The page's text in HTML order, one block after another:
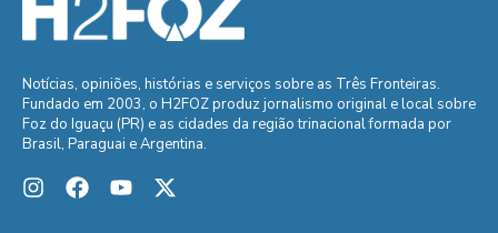
Notícias, opiniões, histórias e serviços sobre as Três Fronteiras.
Fundado em 2003, o H2FOZ produz jornalismo original e local sobre
Foz do Iguaçu (PR) e as cidades da região trinacional formada por
Brasil, Paraguai e Argentina.